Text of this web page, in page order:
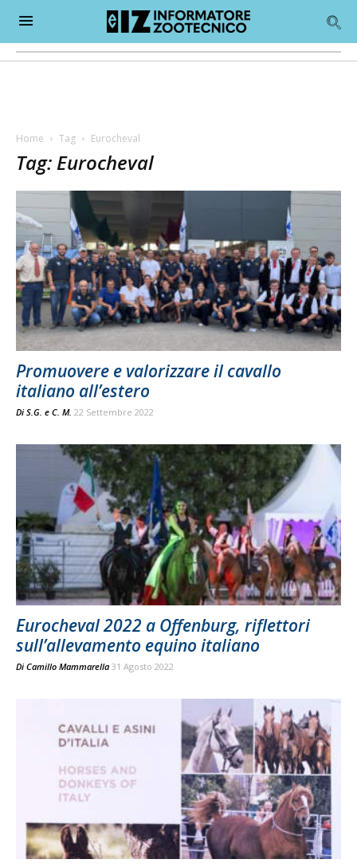
Home Tag Eurocheval
Tag: Eurocheval
Promuovere e valorizzare il cavallo
italiano all’estero
Di S.G. e C. M. 22 Settembre 2022
Eurocheval 2022 a Offenburg, riflettori
sull’allevamento equino italiano
Di Camillo Mammarella 31 Agosto 2022